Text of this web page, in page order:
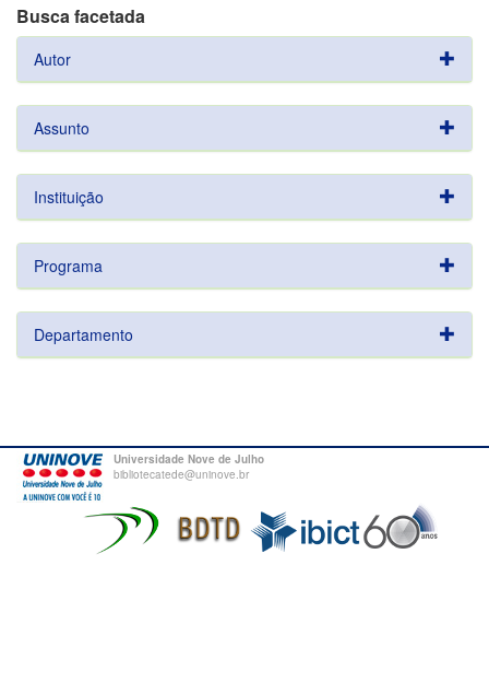
Busca facetada
Autor
Assunto
Instituição
Programa
Departamento
Universidade Nove de Julho
bibliotecatede@uninove.br